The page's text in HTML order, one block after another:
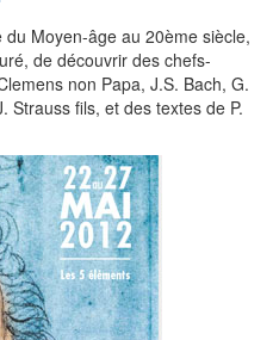
du Moyen-âge au 20ème siècle,
de découvrir des chefs-
non Papa, J.S. Bach, G.
Strauss fils, et des textes de P.